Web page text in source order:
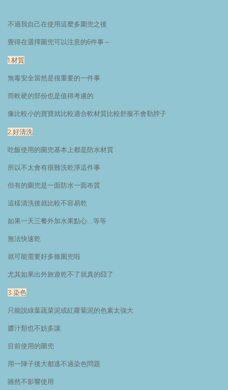
不過我自己在使用這麼多圍兜之後
覺得在選擇圍兜可以注意的6件事～
1.材質
無毒安全當然是很重要的一件事
而軟硬的部份也是值得考慮的
像比較小的寶寶就比較適合軟材質比較舒服不會勒脖子
2.好清洗
吃飯使用的圍兜基本上都是防水材質
所以不太會有很難洗乾淨這件事
但有的圍兜是一面防水一面布質
這樣清洗後就比較不容易乾
如果一天三餐外加水果點心...等等
無法快速乾
就可能需要好多條圍兜啦
尤其如果出外旅遊乾不了就真的囧了
3.染色
只能說綠葉蔬菜泥或紅蘿蔔泥的色素太強大
醬汁類也不妨多讓
目前使用的圍兜
用一陣子後大都逃不過染色問題
雖然不影響使用